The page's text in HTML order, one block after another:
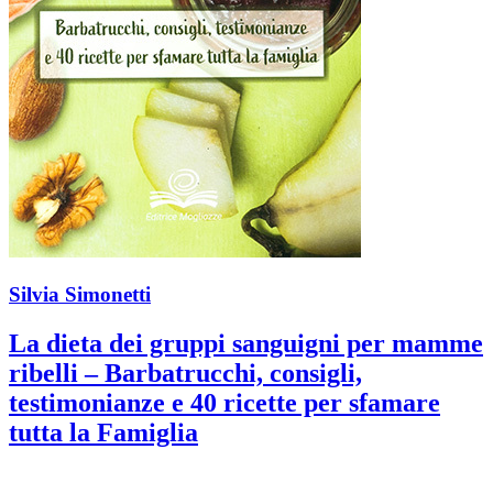
Silvia Simonetti
La dieta dei gruppi sanguigni per mamme
ribelli – Barbatrucchi, consigli,
testimonianze e 40 ricette per sfamare
tutta la Famiglia